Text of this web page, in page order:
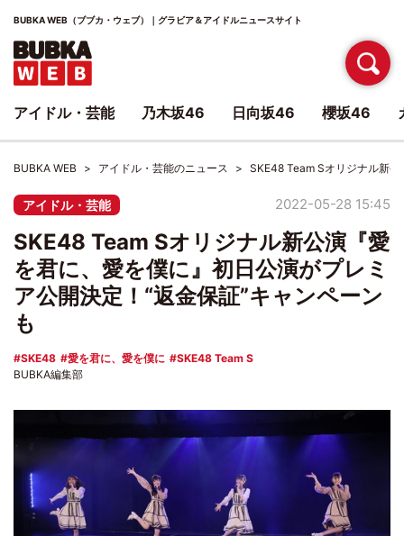
BUBKA WEB（ブブカ・ウェブ）｜グラビア＆アイドルニュースサイト
BUBKA WEB アイドル・芸能のニュース SKE48 Team Sオリジナル新
アイドル・芸能 2022-05-28 15:45
SKE48 Team Sオリジナル新公演『愛
を君に、愛を僕に』初日公演がプレミ
ア公開決定！“返金保証”キャンペーン
も
SKE48 愛を君に、愛を僕に
SKE48 Team S
BUBKA編集部
アイドル・芸能 乃木坂46 日向坂46 櫻坂46